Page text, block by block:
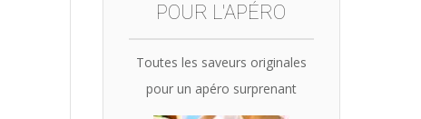
POUR L'APÉRO
Toutes les saveurs originales
pour un apéro surprenant